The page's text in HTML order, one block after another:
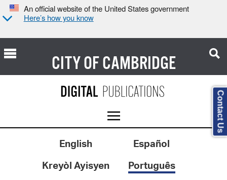
An official website of the United States government
Here’s how you know
CITY OFCAMBRIDGE
English
Español
Kreyòl Ayisyen
Português
Contact Us